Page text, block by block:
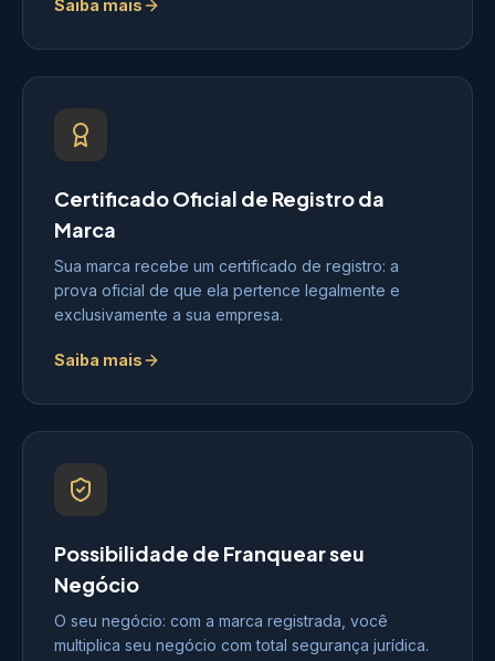
Saiba mais
Certificado Oficial de Registro da
Marca
Sua marca recebe um certificado de registro: a
prova oficial de que ela pertence legalmente e
exclusivamente a sua empresa.
Saiba mais
Possibilidade de Franquear seu
Negócio
O seu negócio: com a marca registrada, você
multiplica seu negócio com total segurança jurídica.